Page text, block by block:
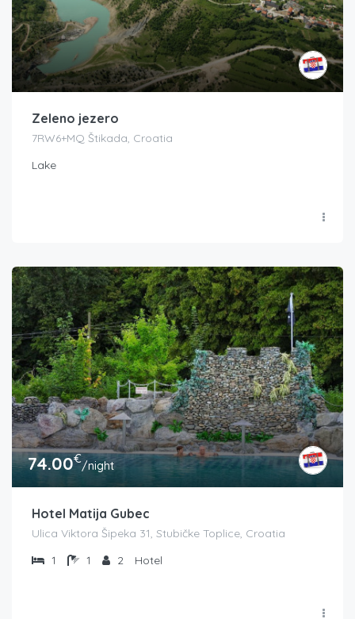
Zeleno jezero
7RW6+MQ Štikada, Croatia
Lake
74.00€/night
Hotel Matija Gubec
Ulica Viktora Šipeka 31, Stubičke Toplice, Croatia
1
1 2 Hotel